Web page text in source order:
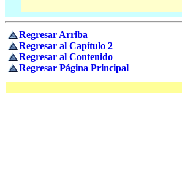
Regresar Arriba
Regresar al Capítulo 2
Regresar al Contenido
Regresar Página Principal